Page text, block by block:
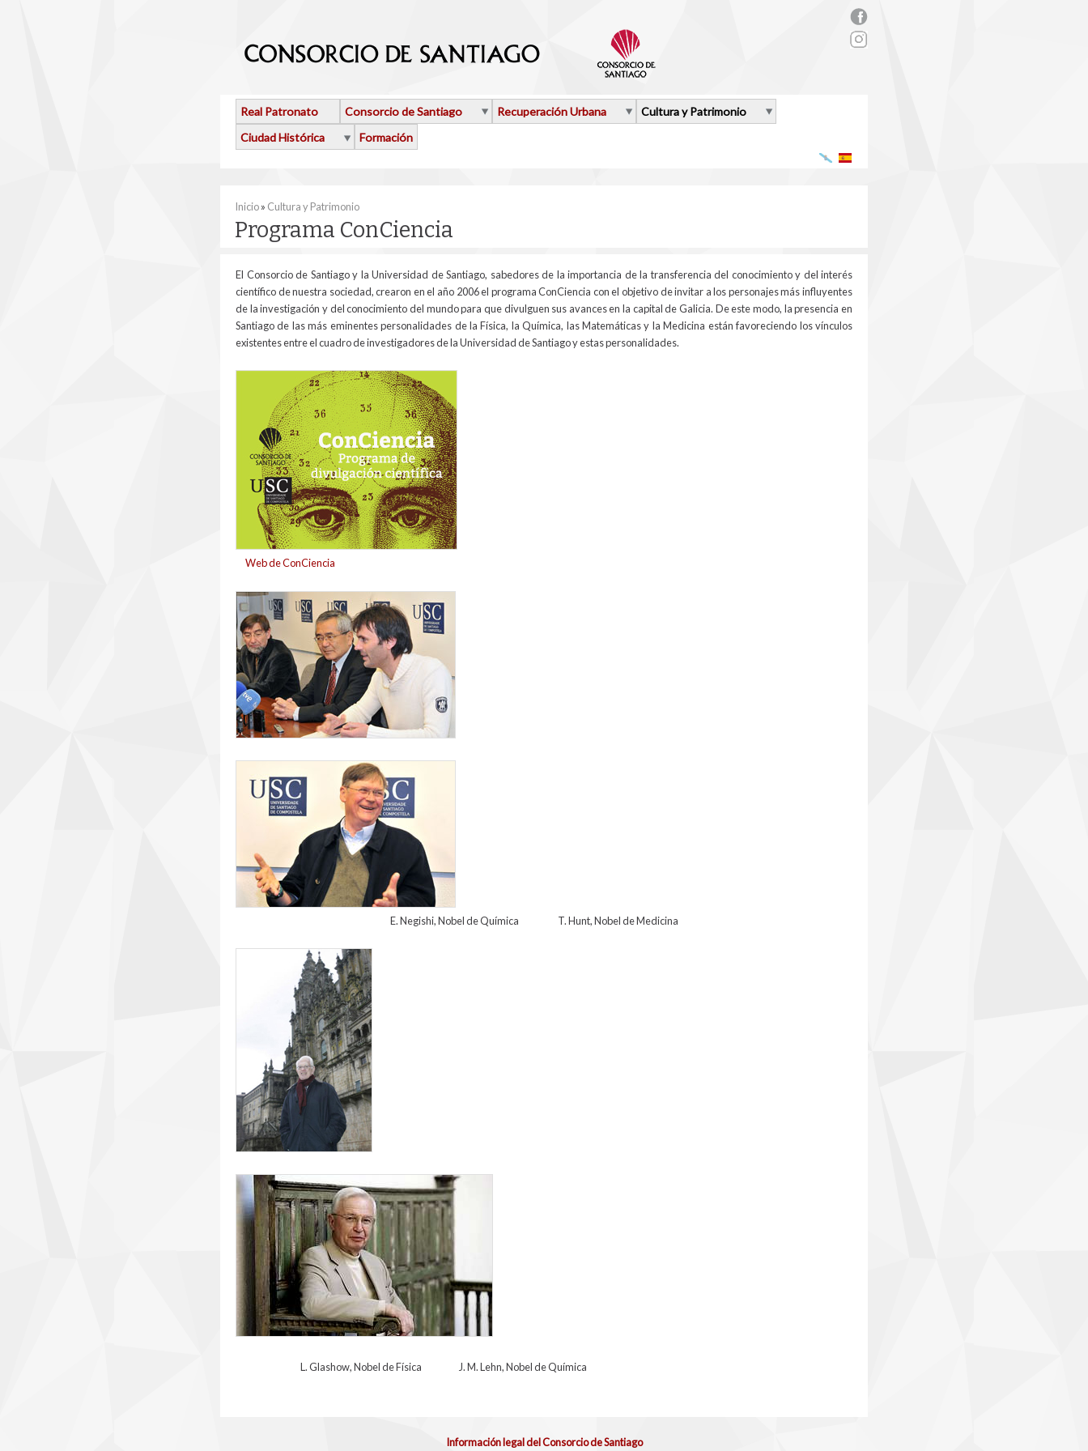
rs_facebook.png
Real Patronato Consorcio de Santiago Recuperación Urbana
Cultura y Patrimonio
Ciudad Histórica
Formación
Se encuentra usted aquí
Inicio» Cultura y Patrimonio
Programa ConCiencia
El Consorcio de Santiago y la Universidad de Santiago, sabedores de la importancia de la transferencia del conocimiento y del interés
científico de nuestra sociedad, crearon en el año 2006 el programa ConCiencia con el objetivo de invitar a los personajes más influyentes
de la investigación y del conocimiento del mundo para que divulguen sus avances en la capital de Galicia. De este modo, la presencia en
Santiago de las más eminentes personalidades de la Física, la Química, las Matemáticas y la Medicina están favoreciendo los vínculos
existentes entre el cuadro de investigadores de la Universidad de Santiago y estas personalidades.
banner_conciciencia_para_web.jpg
Web de ConCiencia
ei-ichi_negishi_no_centro_acompanado_de_ricardo_riguera_esquerda_e_jorge_mira.jpg
rueda_de_prensa_tim_hunt_02.jpg
E. Negishi, Nobel de Química T. Hunt, Nobel de Medicina
sheldon.jpg
lehn.jpg
L. Glashow, Nobel de Física J. M. Lehn, Nobel de Química
Información legal del Consorcio de Santiago